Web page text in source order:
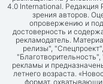
4.0 International. Редакция
зрения авторов.
опровержению и
достоверность и
рекламодатель.
релизы",
рекламы и
летнего возраста.
формат,